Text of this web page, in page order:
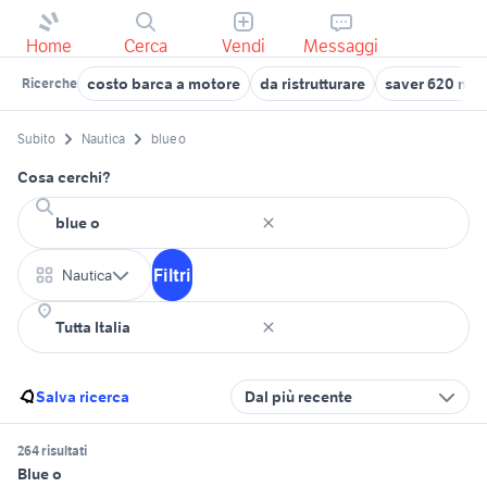
Home Cerca Vendi Messaggi
Ricerche costo barca a motore da ristrutturare saver 620
Subito Nautica blue o
Cosa cerchi?
Nautica Filtri
Salva ricerca Dal più recente
264 risultati
Blue o